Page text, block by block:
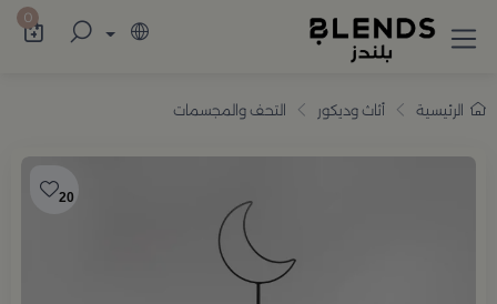
تسوّق من بلندز تشكيلة تضم ترامس القهوة 0
الرئيسية أثاث وديكور التحف والمجسمات
20